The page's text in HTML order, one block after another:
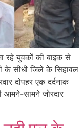
रहे युवकों की बाइक से
के सीधी जिले के सिहावल
दोपहर एक दर्दनाक
आमने-सामने जोरदार